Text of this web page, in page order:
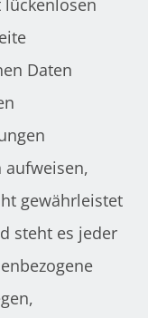
Daten
aufweisen,
gewährleistet
steht es jeder